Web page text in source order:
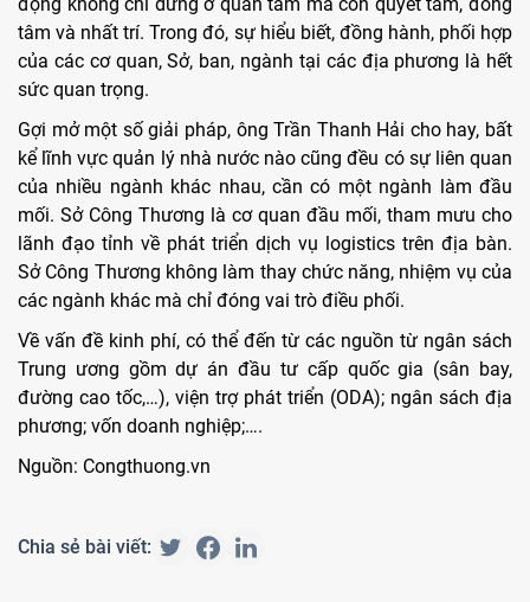
tâm và nhất trí. Trong đó, sự hiểu biết, đồng hành, phối hợp
của các cơ quan, Sở, ban, ngành tại các địa phương là hết
sức quan trọng.
Gợi mở một số giải pháp, ông Trần Thanh Hải cho hay, bất
kể lĩnh vực quản lý nhà nước nào cũng đều có sự liên quan
của nhiều ngành khác nhau, cần có một ngành làm đầu
mối. Sở Công Thương là cơ quan đầu mối, tham mưu cho
lãnh đạo tỉnh về phát triển dịch vụ logistics trên địa bàn.
Sở Công Thương không làm thay chức năng, nhiệm vụ của
các ngành khác mà chỉ đóng vai trò điều phối.
Về vấn đề kinh phí, có thể đến từ các nguồn từ ngân sách
Trung ương gồm dự án đầu tư cấp quốc gia (sân bay,
đường cao tốc,…), viện trợ phát triển (ODA); ngân sách địa
phương; vốn doanh nghiệp;….
Nguồn: Congthuong.vn
Chia sẻ bài viết: